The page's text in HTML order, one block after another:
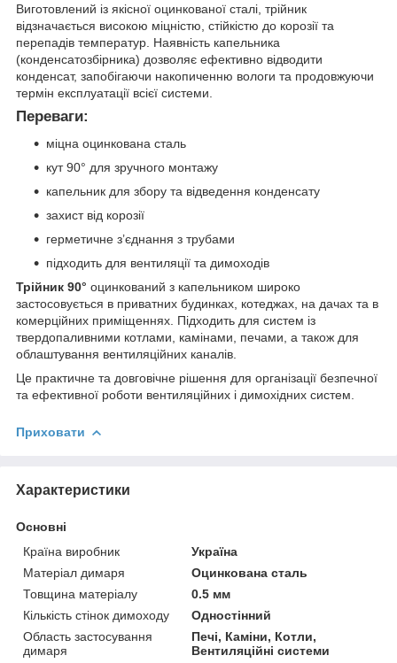
Виготовлений із якісної оцинкованої сталі, трійник
відзначається високою міцністю, стійкістю до корозії та
перепадів температур. Наявність капельника
(конденсатозбірника) дозволяє ефективно відводити
конденсат, запобігаючи накопиченню вологи та продовжуючи
термін експлуатації всієї системи.
Переваги:
міцна оцинкована сталь
кут 90° для зручного монтажу
капельник для збору та відведення конденсату
захист від корозії
герметичне з’єднання з трубами
підходить для вентиляції та димоходів
Трійник 90° оцинкований з капельником широко
застосовується в приватних будинках, котеджах, на дачах та в
комерційних приміщеннях. Підходить для систем із
твердопаливними котлами, камінами, печами, а також для
облаштування вентиляційних каналів.
Це практичне та довговічне рішення для організації безпечної
та ефективної роботи вентиляційних і димохідних систем.
Приховати
Характеристики
Основні
Країна виробник
Україна
Матеріал димаря
Оцинкована сталь
Товщина матеріалу
0.5 мм
Кількість стінок димоходу
Одностінний
Область застосування
димаря
Печі, Каміни, Котли,
Вентиляційні системи